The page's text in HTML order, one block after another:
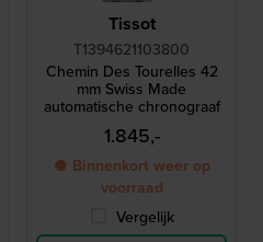
Tissot
T1394621103800
Chemin Des Tourelles 42
mm Swiss Made
automatische chronograaf
1.845,-
● Binnenkort weer op
voorraad
Vergelijk